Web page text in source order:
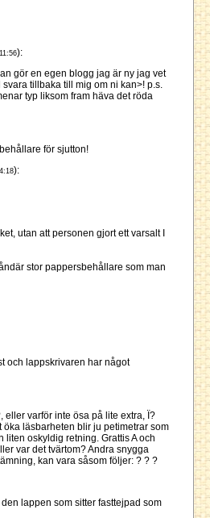
):
gör en egen blogg jag är ny jag vet
tillbaka till mig om ni kan>! p.s.
typ liksom fram häva det röda
för sjutton!
):
utan att personen gjort ett varsalt I
stor pappersbehållare som man
och lappskrivaren har något
eller varför inte ösa på lite extra, Ï?
öka läsbarheten blir ju petimetrar som
liten oskyldig retning. Grattis A och
var det tvärtom? Andra snygga
kan vara såsom följer: ? ? ?
lappen som sitter fasttejpad som